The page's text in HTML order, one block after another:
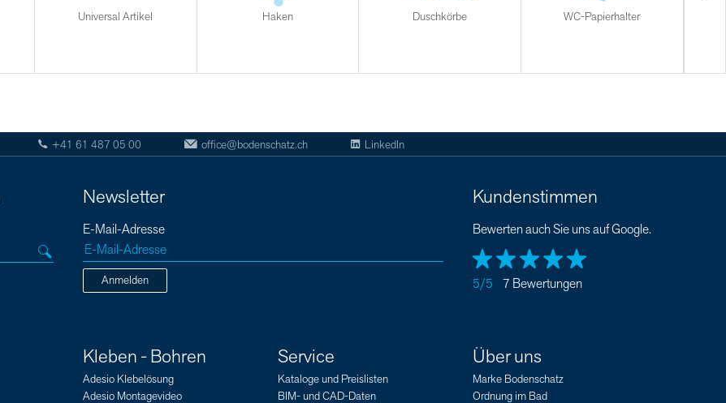
Universal Artikel Haken Duschkörbe WC-Papierhalter
+41 61 487 05 00 office@bodenschatz.ch LinkedIn
Newsletter
E-Mail-Adresse
Anmelden
Kundenstimmen
Bewerten auch Sie uns auf Google.
5/5 7 Bewertungen
Kleben - Bohren
Adesio Klebelösung
Adesio Montagevideo
Service
Kataloge und Preislisten
BIM- und CAD-Daten
Über uns
Marke Bodenschatz
Ordnung im Bad